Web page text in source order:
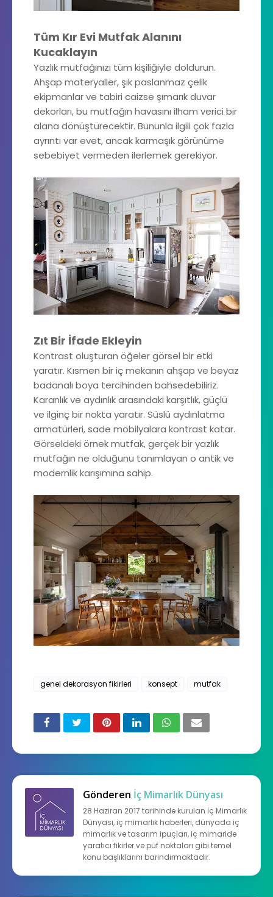
Tüm Kır Evi Mutfak Alanını
Kucaklayın
Yazlık mutfağınızı tüm kişiliğiyle doldurun.
Ahşap materyaller, şık paslanmaz çelik
ekipmanlar ve tabiri caizse şımarık duvar
dekorları, bu mutfağın havasını ilham verici bir
alana dönüştürecektir. Bununla ilgili çok fazla
ayrıntı var evet, ancak karmaşık görünüme
sebebiyet vermeden ilerlemek gerekiyor.
Zıt Bir İfade Ekleyin
Kontrast oluşturan öğeler görsel bir etki
yaratır. Kısmen bir iç mekanın ahşap ve beyaz
badanalı boya tercihinden bahsedebiliriz.
Karanlık ve aydınlık arasındaki karşıtlık, güçlü
ve ilginç bir nokta yaratır. Süslü aydınlatma
armatürleri, sade mobilyalara kontrast katar.
Görseldeki örnek mutfak, gerçek bir yazlık
mutfağın ne olduğunu tanımlayan o antik ve
modernlik karışımına sahip.
genel dekorasyon fikirleri konsept mutfak
Gönderen İç Mimarlık Dünyası
28 Haziran 2017 tarihinde kurulan İç Mimarlık
Dünyası, iç mimarlık haberleri, dünyada iç
mimarlık ve tasarım ipuçları, iç mimaride
yaratıcı fikirler ve püf noktaları gibi temel
konu başlıklarını barındırmaktadır.